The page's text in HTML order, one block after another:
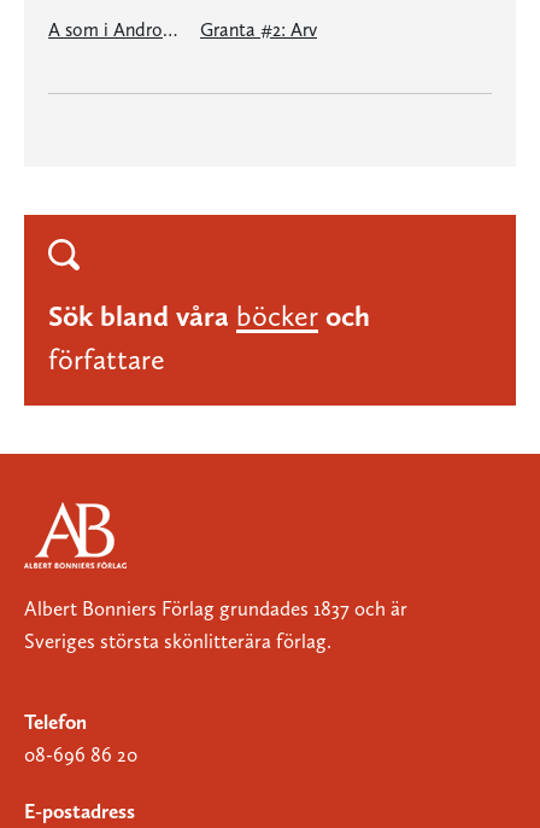
A som i Andromeda: en e-singel ur Granta #2 Granta #2: Arv
Sök bland våra böcker och
författare
Albert Bonniers Förlag grundades 1837 och är
Sveriges största skönlitterära förlag.
Telefon
08-696 86 20
E-postadress